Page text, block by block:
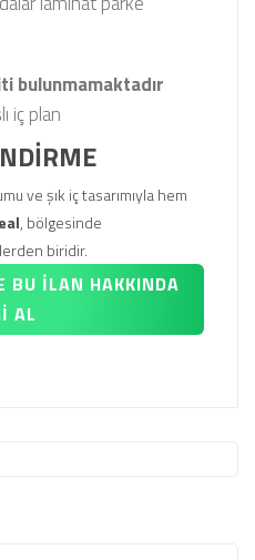
bulunmamaktadır
iç plan
ve şık iç tasarımıyla hem
, bölgesinde
biridir.
BU İLAN HAKKINDA
AL